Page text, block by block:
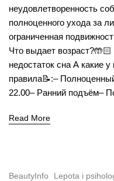
неудовлетворенность
полноценного ухода за
ограниченная
Что выдает
недостаток сна А какие
правила📝:–
22.00– Ранний подъём–
Read More
BeautyInfo Lepota i